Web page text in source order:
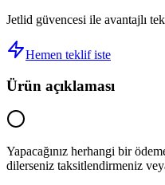
Jetlid güvencesi ile avantajlı
Hemen teklif iste
Ürün açıklaması
Yapacağınız herhangi bir
dilerseniz taksitlendirmeniz